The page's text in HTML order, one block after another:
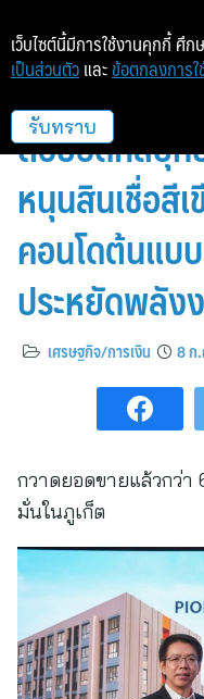
แสนสิริ จับมือ
ต่อยอดกลยุท
หนุนสินเชื่อสี
คอนโดต้นแบ
ประหยัดพลัง
เศรษฐกิจ/การเงิน 8 ก
กวาดยอดขายแล้วกว่า
มั่นในภูเก็ต
เว็บไซต์นี้มีการใช้งานคุกกี้ ศึก
เป็นส่วนตัว และ ข้อตกลงการใ
รับทราบ